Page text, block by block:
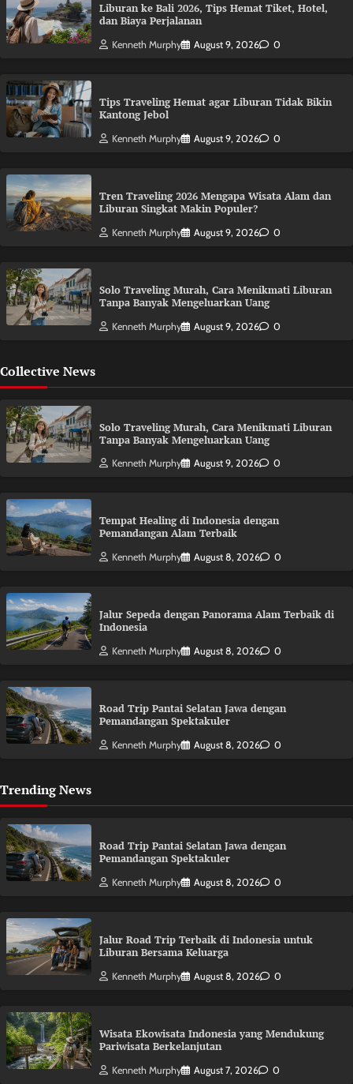
Liburan ke Bali 2026, Tips Hemat Tiket, Hotel,
dan Biaya Perjalanan
Kenneth Murphy August 9, 2026 0
Tips Traveling Hemat agar Liburan Tidak Bikin
Kantong Jebol
Kenneth Murphy August 9, 2026 0
Tren Traveling 2026 Mengapa Wisata Alam dan
Liburan Singkat Makin Populer?
Kenneth Murphy August 9, 2026 0
Solo Traveling Murah, Cara Menikmati Liburan
Tanpa Banyak Mengeluarkan Uang
Kenneth Murphy August 9, 2026 0
Collective News
Solo Traveling Murah, Cara Menikmati Liburan
Tanpa Banyak Mengeluarkan Uang
Kenneth Murphy August 9, 2026 0
Tempat Healing di Indonesia dengan
Pemandangan Alam Terbaik
Kenneth Murphy August 8, 2026 0
Jalur Sepeda dengan Panorama Alam Terbaik di
Indonesia
Kenneth Murphy August 8, 2026 0
Road Trip Pantai Selatan Jawa dengan
Pemandangan Spektakuler
Kenneth Murphy August 8, 2026 0
Trending News
Road Trip Pantai Selatan Jawa dengan
Pemandangan Spektakuler
Kenneth Murphy August 8, 2026 0
Jalur Road Trip Terbaik di Indonesia untuk
Liburan Bersama Keluarga
Kenneth Murphy August 8, 2026 0
Wisata Ekowisata Indonesia yang Mendukung
Pariwisata Berkelanjutan
Kenneth Murphy August 7, 2026 0